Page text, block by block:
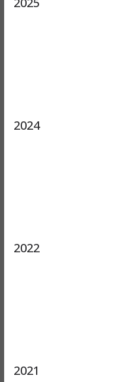
2024
2022
2021